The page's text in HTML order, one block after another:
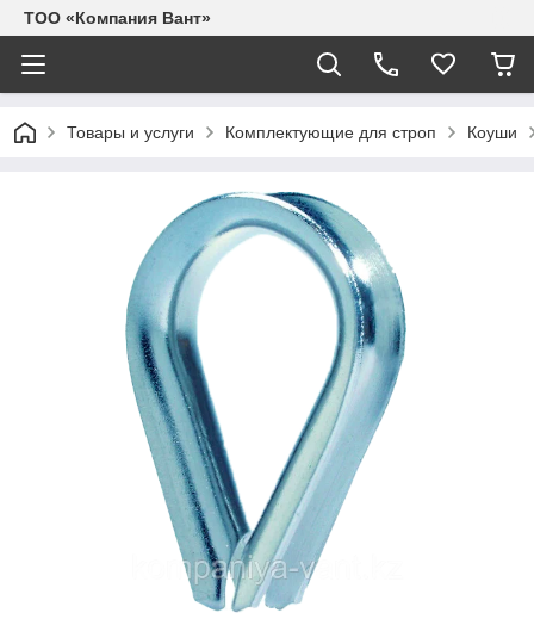
ТОО «Компания Вант»
Товары и услуги Комплектующие для строп Коуши